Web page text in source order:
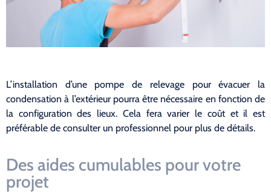
L’installation d’une pompe de relevage pour évacuer la
condensation à l’extérieur pourra être nécessaire en fonction de
la configuration des lieux. Cela fera varier le coût et il est
préférable de consulter un professionnel pour plus de détails.
Des aides cumulables pour votre
projet